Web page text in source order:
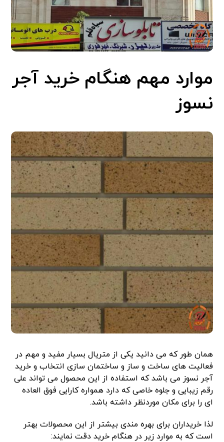
موارد مهم هنگام خرید آجر
نسوز
همان طور که می دانید یکی از متریال بسیار مفید و مهم در
فعالیت های ساخت و ساز و ساختمان سازی انتخاب و خرید
آجر نسوز می باشد که استفاده از این محصول می تواند علی
رقم زیبایی و جلوه خاصی که دارد همواره کارایی فوق العاده
ای را برای مکان موردنظر داشته باشد.
لذا خریداران برای بهره مندی بیشتر از این محصولات بهتر
است که به موارد زیر در هنگام خرید دقت نمایند: